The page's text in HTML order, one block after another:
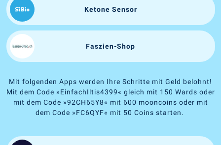
Ketone Sensor
Faszien-Shop
Mit folgenden Apps werden Ihre Schritte mit Geld belohnt!
Mit dem Code »EinfachIltis4399« gleich mit 150 Wards oder
mit dem Code »92CH65Y8« mit 600 mooncoins oder mit
dem Code »FC6QYF« mit 50 Coins starten.